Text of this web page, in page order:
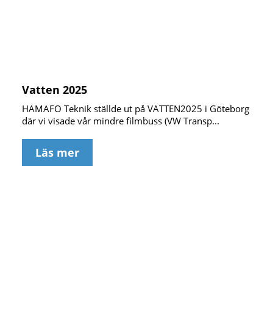
Vatten 2025
HAMAFO Teknik ställde ut på VATTEN2025 i Göteborg
där vi visade vår mindre filmbuss (VW Transp...
Läs mer